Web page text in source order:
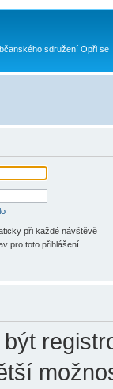
sdružení Opři se
při každé návštěvě
pro toto přihlášení